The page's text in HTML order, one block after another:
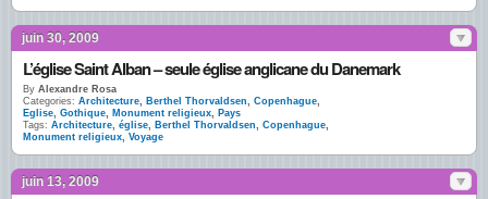
juin 30, 2009
L’église Saint Alban – seule église anglicane du Danemark
By Alexandre Rosa
Categories: Architecture, Berthel Thorvaldsen, Copenhague,
Eglise, Gothique, Monument religieux, Pays
Tags: Architecture, église, Berthel Thorvaldsen, Copenhague,
Monument religieux, Voyage
juin 13, 2009